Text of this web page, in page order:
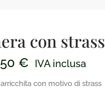
con strass
€ IVA inclusa
con motivo di strass